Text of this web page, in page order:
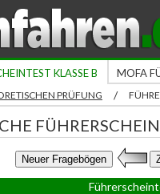
KLASSE B MOFA
PRÜFUNG /